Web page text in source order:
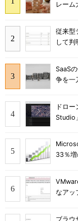
レーム
従来型
して
SaaS
争を一
ドロ
Studio
33％増
なアッ
ブラ